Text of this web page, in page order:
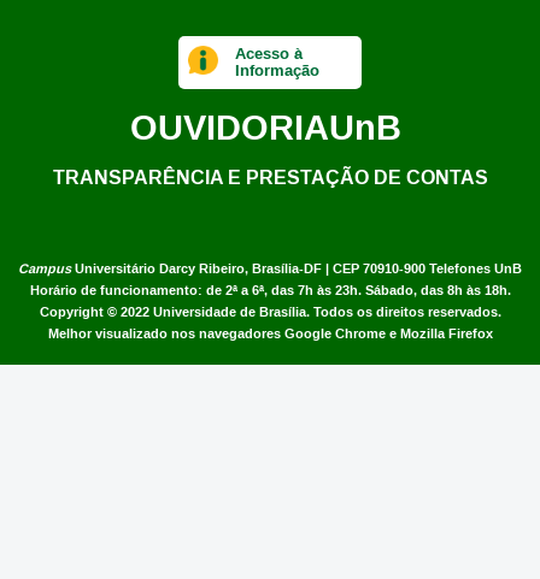
CampusUniversitário Darcy Ribeiro, Brasília-DF | CEP 70910-900 Telefones UnB
Horário de funcionamento: de 2ª a 6ª, das 7h às 23h. Sábado, das 8h às 18h.
Copyright © 2022 Universidade de Brasília. Todos os direitos reservados.
Melhor visualizado nos navegadores Google Chrome e Mozilla Firefox
Acesso à
Informação
OUVIDORIAUnB
TRANSPARÊNCIA E PRESTAÇÃO DE CONTAS